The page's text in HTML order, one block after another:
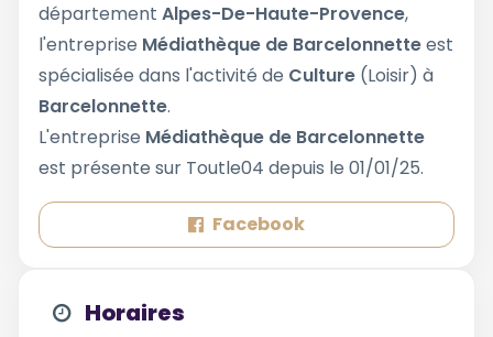
département Alpes-De-Haute-Provence,
l'entreprise Médiathèque de Barcelonnetteest
spécialisée dans l'activité de Culture (Loisir) à
Barcelonnette.
L'entreprise Médiathèque de Barcelonnette
est présente sur Toutle04 depuis le 01/01/25.
Facebook
Horaires